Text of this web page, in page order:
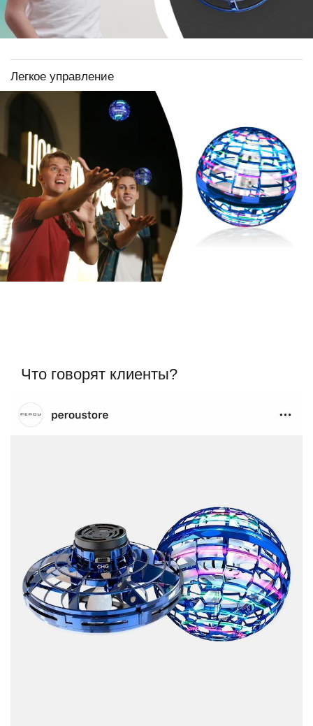
Легкое управление
Что говорят клиенты?